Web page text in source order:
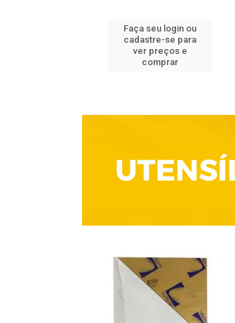
Faça seu login ou
cadastre-se para
ver preços e
comprar